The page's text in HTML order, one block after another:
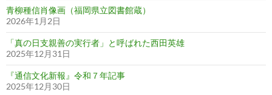
青柳種信肖像画（福岡県立図書館蔵）
2026年1月2日
「真の日支親善の実行者」と呼ばれた西田英雄
2025年12月31日
『通信文化新報』令和７年記事
2025年12月30日